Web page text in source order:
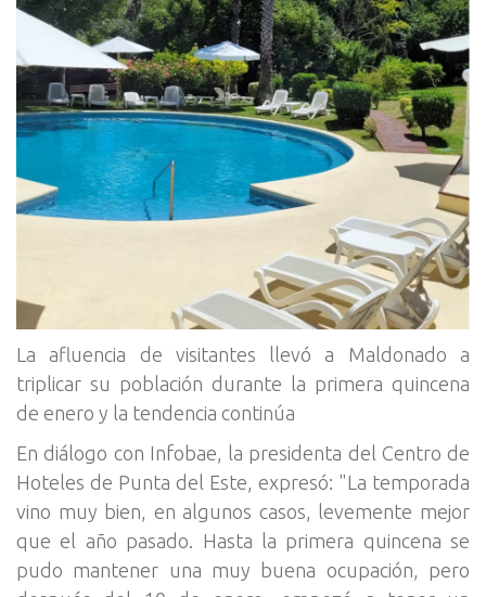
La afluencia de visitantes llevó a Maldonado a
triplicar su población durante la primera quincena
de enero y la tendencia continúa
En diálogo con Infobae, la presidenta del Centro de
Hoteles de Punta del Este, expresó: "La temporada
vino muy bien, en algunos casos, levemente mejor
que el año pasado. Hasta la primera quincena se
pudo mantener una muy buena ocupación, pero